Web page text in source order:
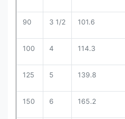
90 3 1/2 101.6
100 4 114.3
125 5 139.8
150 6 165.2